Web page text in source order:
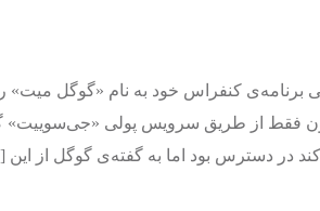
برنامه‌ی کنفراس خود به نام «گوگل میت» را
فقط از طریق سرویس پولی
در دسترس بود اما به گفته‌ی گوگل از